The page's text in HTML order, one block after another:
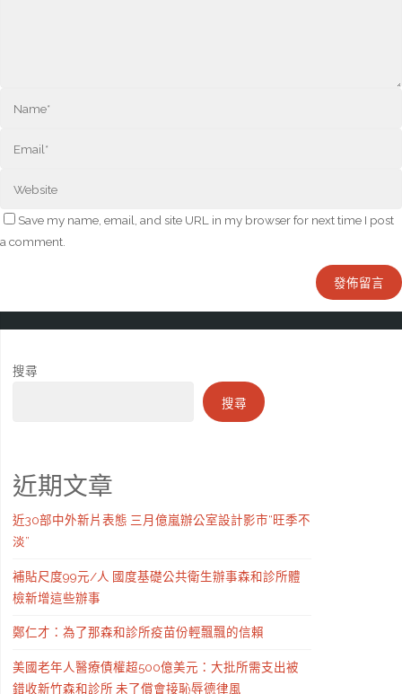
Save my name, email, and site URL in my browser for next time I post
a comment.
搜尋
搜尋
近期文章
近30部中外新片表態 三月億嵐辦公室設計影市“旺季不
淡”
補貼尺度99元/人 國度基礎公共衛生辦事森和診所體
檢新增這些辦事
鄭仁才：為了那森和診所疫苗份輕飄飄的信賴
美國老年人醫療債權超500億美元：大批所需支出被
錯收新竹森和診所 未了償會接恥辱德律風